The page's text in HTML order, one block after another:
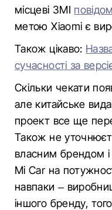
місцеві ЗМІ
метою Xiaomi є
Також цікаво:
сучасності за
Скільки чекати
але китайське
проект все ще
Також не
власним брендом
Mi Car на
навпаки –
іншого бренду,